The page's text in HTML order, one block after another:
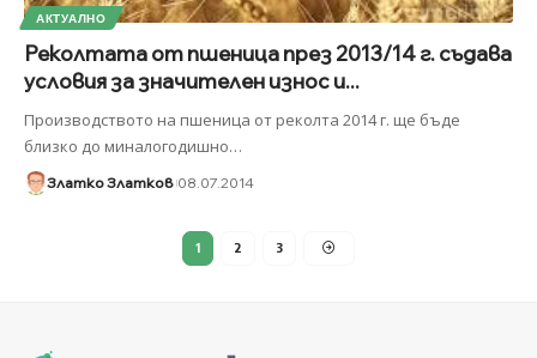
АКТУАЛНО
Реколтата от пшеница през 2013/14 г. съдава
условия за значителен износ и...
Производството на пшеница от реколта 2014 г. ще бъде
близко до миналогодишно…
Златко Златков 08.07.2014
1 2 3